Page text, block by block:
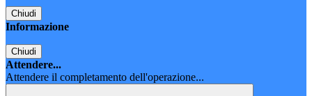
Chiudi
Informazione
Chiudi
Attendere...
Attendere il completamento dell'operazione...